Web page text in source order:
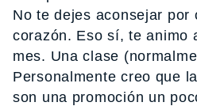
No te dejes aconsejar por
corazón. Eso sí, te animo
mes. Una clase
Personalmente creo que
son una promoción un